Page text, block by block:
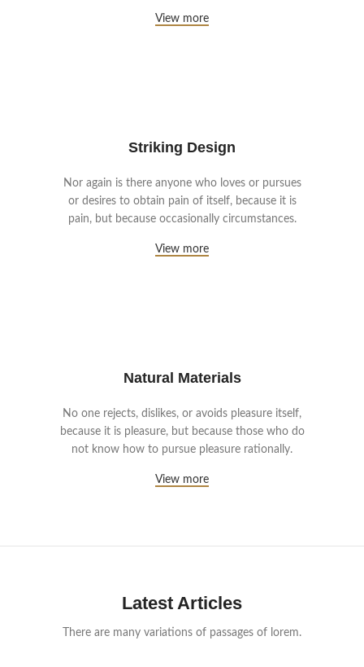
View more
Striking Design
Nor again is there anyone who loves or pursues
or desires to obtain pain of itself, because it is
pain, but because occasionally circumstances.
View more
Natural Materials
No one rejects, dislikes, or avoids pleasure itself,
because it is pleasure, but because those who do
not know how to pursue pleasure rationally.
View more
Latest Articles
There are many variations of passages of lorem.